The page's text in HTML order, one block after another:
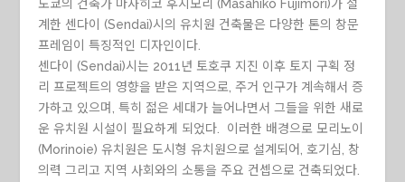
도쿄의 건축가 마사히코 후지모리 (Masahiko Fujimori)가 설
계한 센다이 (Sendai)시의 유치원 건축물은 다양한 톤의 창문
프레임이 특징적인 디자인이다.
센다이 (Sendai)시는 2011년 토호쿠 지진 이후 토지 구획 정
리 프로젝트의 영향을 받은 지역으로, 주거 인구가 계속해서 증
가하고 있으며, 특히 젊은 세대가 늘어나면서 그들을 위한 새로
운 유치원 시설이 필요하게 되었다. 이러한 배경으로 모리노이
(Morinoie) 유치원은 도시형 유치원으로 설계되어, 호기심, 창
의력 그리고 지역 사회와의 소통을 주요 컨셉으로 건축되었다.